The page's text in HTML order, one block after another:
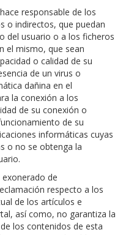
responsable de los
o indirectos, que puedan
del usuario o a los ficheros
el mismo, que sean
o calidad de su
de un virus o
dañina en el
la conexión a los
de su conexión o
de su
informáticas cuyas
o no se obtenga la
exonerado de
respecto a los
de los artículos e
así como, no garantiza la
los contenidos de esta